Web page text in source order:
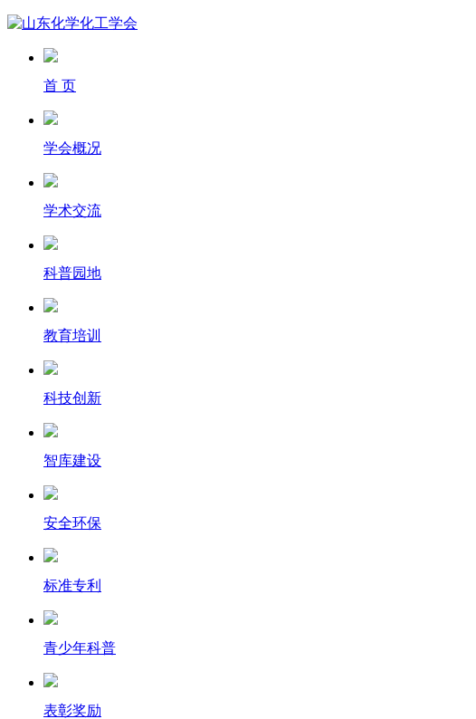
首 页
学会概况
学术交流
科普园地
教育培训
科技创新
智库建设
安全环保
标准专利
青少年科普
表彰奖励